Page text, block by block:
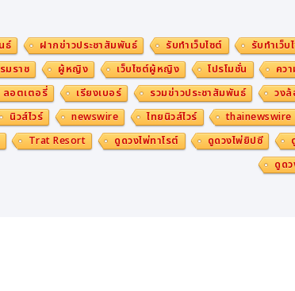
ธ์ ฝากข่าวประชาสัมพันธ์ รับทำเว็บไซต์ รับทำเว็บ
มราช
ผู้หญิง เว็บไซต์ผู้หญิง โปรโมชั่น คว
ลอตเตอรี่ เรียงเบอร์ รวมข่าวประชาสัมพันธ์ วงล้
นิวส์ไวร์ newswire ไทยนิวส์ไวร์ thainewswire
Trat Resort ดูดวงไพ่ทาโรต์ ดูดวงไพ่ยิปซี
ดูด